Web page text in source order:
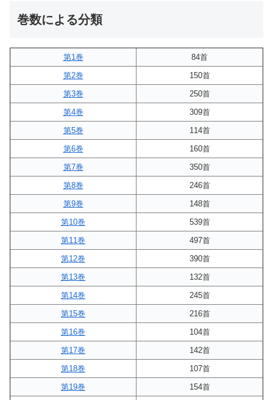
巻数による分類
第1巻
84首
第2巻
150首
第3巻
250首
第4巻
309首
第5巻
114首
第6巻
160首
第7巻
350首
第8巻
246首
第9巻
148首
第10巻
539首
第11巻
497首
第12巻
390首
第13巻
132首
第14巻
245首
第15巻
216首
第16巻
104首
第17巻
142首
第18巻
107首
第19巻
154首